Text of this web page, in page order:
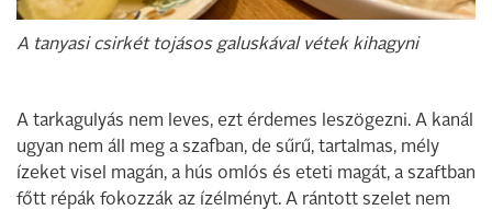
A tanyasi csirkét tojásos galuskával vétek kihagyni
A tarkagulyás nem leves, ezt érdemes leszögezni. A kanál
ugyan nem áll meg a szafban, de sűrű, tartalmas, mély
ízeket visel magán, a hús omlós és eteti magát, a szaftban
főtt répák fokozzák az ízélményt. A rántott szelet nem